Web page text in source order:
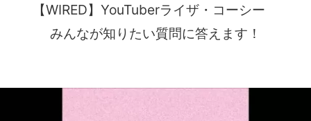
【WIRED】YouTuberライザ・コーシー
みんなが知りたい質問に答えます！